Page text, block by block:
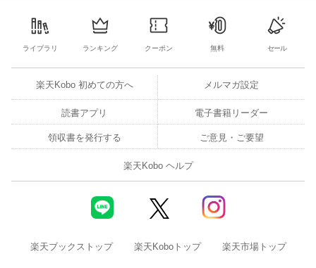
ライブラリ ランキング クーポン 無料 セール
楽天Kobo 初めての方へ メルマガ設定
読書アプリ 電子書籍リーダー
領収書を発行する ご意見・ご要望
楽天Kobo ヘルプ
楽天ブックストップ 楽天Koboトップ 楽天市場トップ